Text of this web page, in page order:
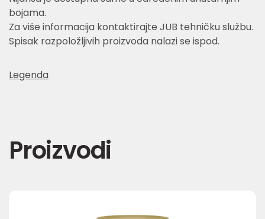
bojama.
Za više informacija kontaktirajte JUB tehničku službu.
Spisak razpoložljivih proizvoda nalazi se ispod.
Legenda
Proizvodi